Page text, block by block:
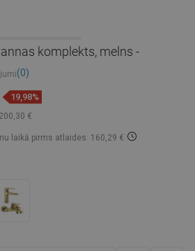
komplekts, melns -
(0)
200,30 €
19,98%
laikā pirms atlaides: 160,29 €